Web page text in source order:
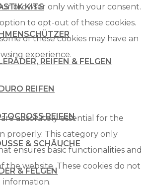
KITS
RÄDER, REIFEN & FELGEN
REIFEN
REIFEN
& SCHÄUCHE
& FELGEN
browser only with your consent.
to opt-out of these cookies.
of these cookies may have an
experience.
are absolutely essential for the
properly. This category only
ensures basic functionalities and
the website. These cookies do not
information.